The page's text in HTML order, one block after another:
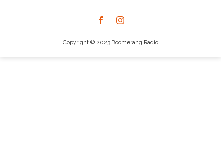
Copyright © 2023 Boomerang Radio